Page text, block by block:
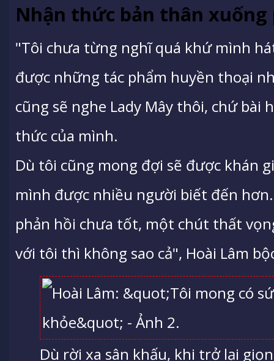
Nhận thức bản thân xuống
"Tôi chưa từng nghĩ quá khứ mình
được những tác phẩm huyền thoại
cũng sẽ nghe Lady Mây thôi, chứ bài
thức của mình.
Dù tôi cũng mong đợi sẽ được khán
mình được nhiều người biết đến
phản hồi chưa tốt, một chút thất
với tôi thì không sao cả", Hoài Lâm
Dù rời xa sân khấu, khi trở lại